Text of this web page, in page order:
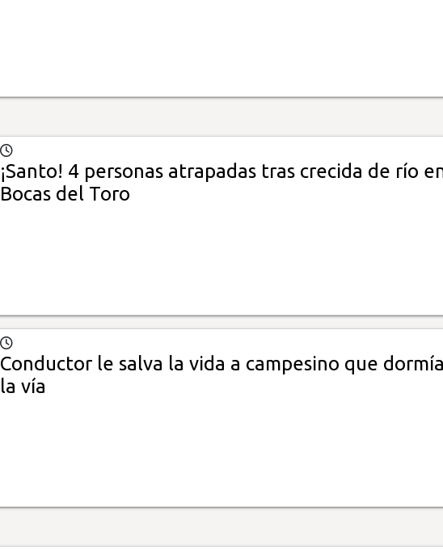
¡Santo! 4 personas atrapadas tras crecida de río
Bocas del Toro
Conductor le salva la vida a campesino que
la vía